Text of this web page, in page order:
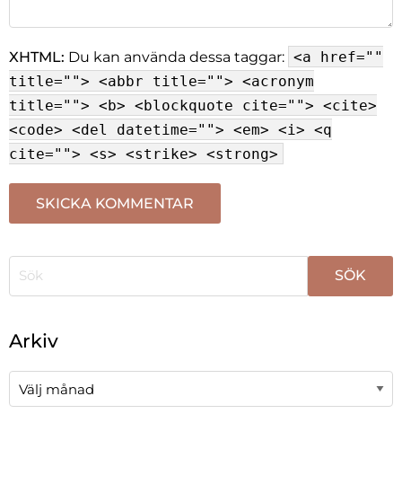
XHTML: Du kan använda dessa taggar: <a href=""
title=""> <abbr title=""> <acronym
title=""> <b> <blockquote cite=""> <cite>
<code> <del datetime=""> <em> <i> <q
cite=""> <s> <strike> <strong>
Arkiv